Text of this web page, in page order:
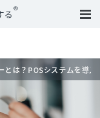
る®
とは？POSシステムを導